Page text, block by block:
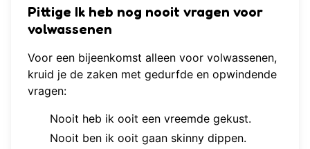
Pittige Ik heb nog nooit vragen voor
volwassenen
Voor een bijeenkomst alleen voor volwassenen,
kruid je de zaken met gedurfde en opwindende
vragen:
Nooit heb ik ooit een vreemde gekust.
Nooit ben ik ooit gaan skinny dippen.